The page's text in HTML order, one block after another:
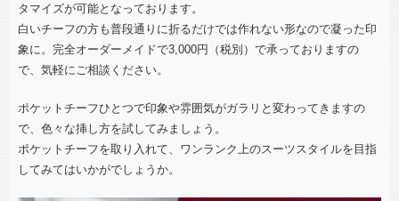
タマイズが可能となっております。
白いチーフの方も普段通りに折るだけでは作れない形なので凝った印
象に。完全オーダーメイドで3,000円（税別）で承っておりますの
で、気軽にご相談ください。
ポケットチーフひとつで印象や雰囲気がガラリと変わってきますの
で、色々な挿し方を試してみましょう。
ポケットチーフを取り入れて、ワンランク上のスーツスタイルを目指
してみてはいかがでしょうか。